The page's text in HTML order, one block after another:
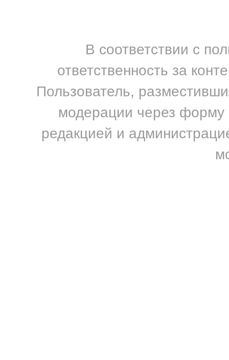
В соответствии с
ответственность за
Пользователь,
модерации через форму
редакцией и